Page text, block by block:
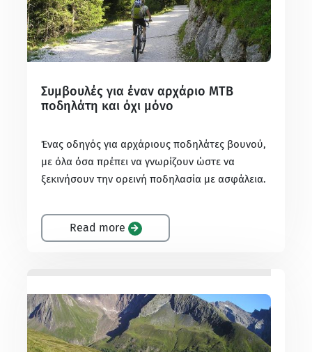
Συμβουλές για έναν αρχάριο MTB
ποδηλάτη και όχι μόνο
Ένας οδηγός για αρχάριους ποδηλάτες βουνού,
με όλα όσα πρέπει να γνωρίζουν ώστε να
ξεκινήσουν την ορεινή ποδηλασία με ασφάλεια.
Read more